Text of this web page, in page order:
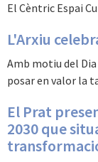
El Cèntric Espai
L'Arxiu
Amb motiu del
posar en valor la
El Prat
2030 que